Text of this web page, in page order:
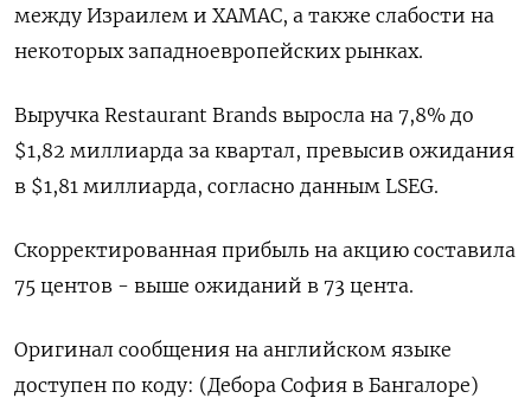
между Израилем и ХАМАС, а также слабости на
некоторых западноевропейских рынках.
Выручка Restaurant Brands выросла на 7,8% до
$1,82 миллиарда за квартал, превысив ожидания
в $1,81 миллиарда, согласно данным LSEG.
Скорректированная прибыль на акцию составила
75 центов - выше ожиданий в 73 цента.
Оригинал сообщения на английском языке
доступен по коду: (Дебора София в Бангалоре)